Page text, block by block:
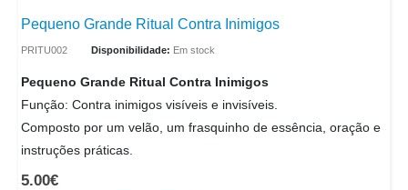
Pequeno Grande Ritual Contra Inimigos
PRITU002 Disponibilidade: Em stock
Pequeno Grande Ritual Contra Inimigos
Função: Contra inimigos visíveis e invisíveis.
Composto por um velão, um frasquinho de essência, oração e
instruções práticas.
5.00€